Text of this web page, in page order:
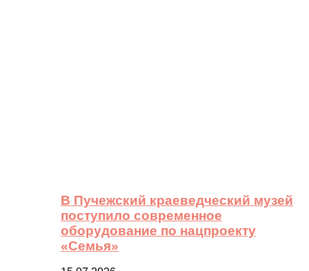
В Пучежский краеведческий музей
поступило современное
оборудование по нацпроекту
«Семья»